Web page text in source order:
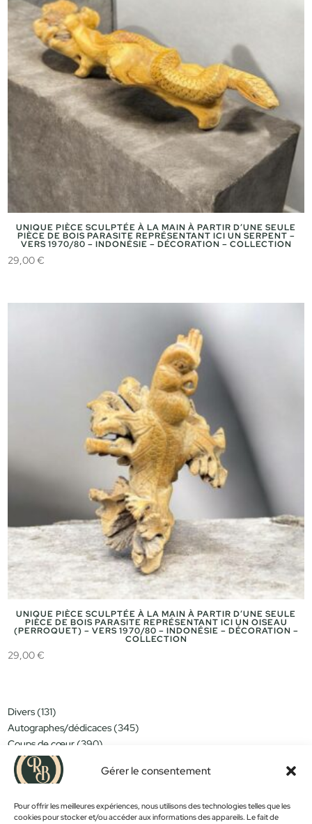
Gérer le consentement
Pour offrir les meilleures expériences, nous utilisons des technologies telles que les
cookies pour stocker et/ou accéder aux informations des appareils. Le fait de
UNIQUE PIÈCE SCULPTÉE À LA MAIN À PARTIR D’UNE SEULE
PIÈCE DE BOIS PARASITE REPRÉSENTANT ICI UN SERPENT –
VERS 1970/80 – INDONÉSIE – DÉCORATION – COLLECTION
29,00€
UNIQUE PIÈCE SCULPTÉE À LA MAIN À PARTIR D’UNE SEULE
PIÈCE DE BOIS PARASITE REPRÉSENTANT ICI UN OISEAU
(PERROQUET) – VERS 1970/80 – INDONÉSIE – DÉCORATION –
COLLECTION
29,00€
Divers 131131
produits
Autographes/dédicaces 345345
Coups de cœur 390390
Miniatures/jouets
produits
Moins de 15€
produits
Objets déco 11831183
produits